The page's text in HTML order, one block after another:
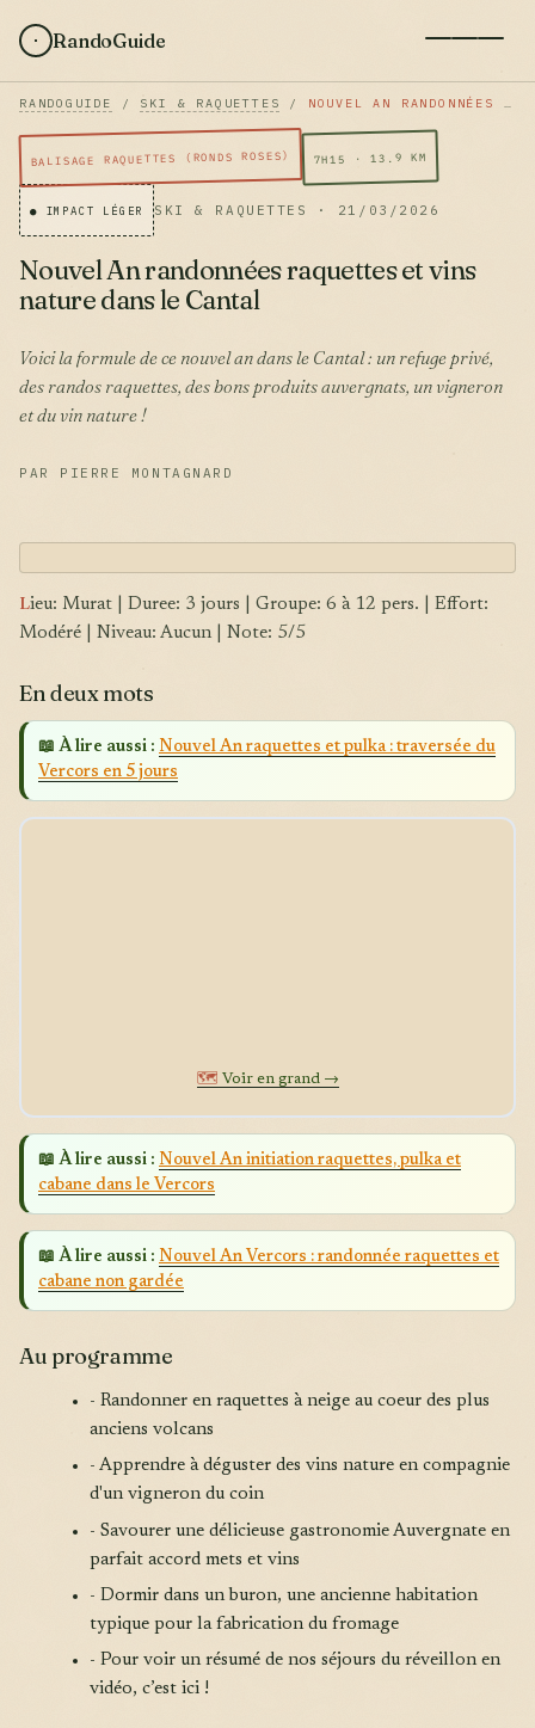
RandoGuide
RANDOGUIDE / SKI & RAQUETTES / NOUVEL AN RANDONNÉES RAQUETTES ET VINS NATURE DANS LE CANTAL
BALISAGE RAQUETTES (RONDS ROSES) 7H15 · 13.9 KM
● IMPACT LÉGER SKI & RAQUETTES · 21/03/2026
Nouvel An randonnées raquettes et vins
nature dans le Cantal
Voici la formule de ce nouvel an dans le Cantal : un refuge privé,
des randos raquettes, des bons produits auvergnats, un vigneron
et du vin nature !
PAR PIERRE MONTAGNARD
Lieu: Murat | Duree: 3 jours | Groupe: 6 à 12 pers. | Effort:
Modéré | Niveau: Aucun | Note: 5/5
En deux mots
📖 À lire aussi : Nouvel An raquettes et pulka : traversée du
Vercors en 5 jours
🗺️ Voir en grand →
📖 À lire aussi : Nouvel An initiation raquettes, pulka et
cabane dans le Vercors
📖 À lire aussi : Nouvel An Vercors : randonnée raquettes et
cabane non gardée
Au programme
- Randonner en raquettes à neige au coeur des plus
anciens volcans
- Apprendre à déguster des vins nature en compagnie
d'un vigneron du coin
- Savourer une délicieuse gastronomie Auvergnate en
parfait accord mets et vins
- Dormir dans un buron, une ancienne habitation
typique pour la fabrication du fromage
- Pour voir un résumé de nos séjours du réveillon en
vidéo, c’est ici !